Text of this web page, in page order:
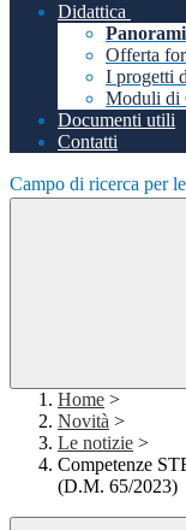
Didattica
Offerta
I progetti
Moduli di
Documenti utili
Contatti
Campo di ricerca per
Home >
Novità >
Le notizie >
Competenze
(D.M. 65/2023)